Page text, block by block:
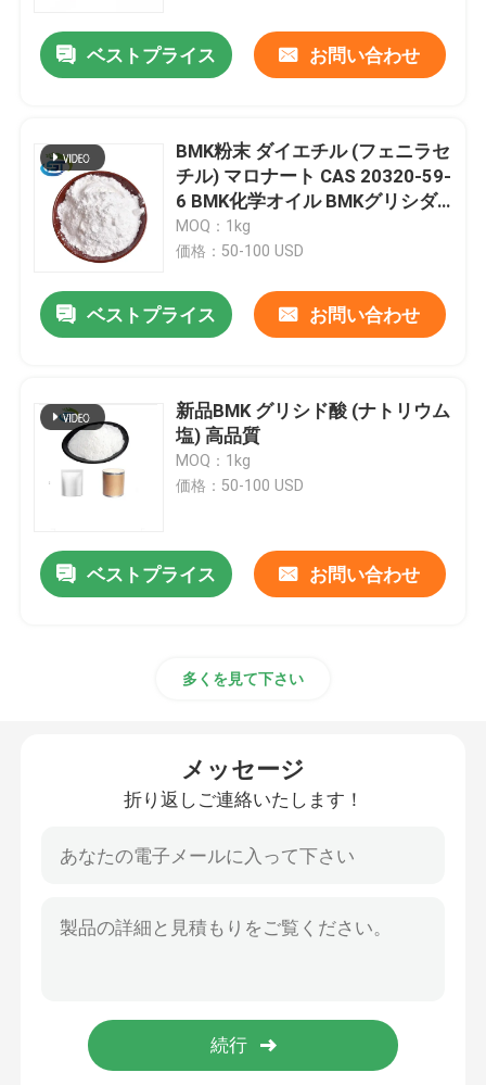
工場旅行
私達に連絡しなさい
引用を要求しなさい
BMKの化学薬品
PMKケミカル
BDOの化学薬品
ベストプライス お問い合わせ
BMK粉末 ダイエチル (フェニラセ
チル) マロナート CAS 20320-59-
6 BMK化学オイル BMKグリシダ
ート粉末
MOQ：1kg
価格：50-100 USD
ベストプライス お問い合わせ
新品BMK グリシド酸 (ナトリウム
塩) 高品質
MOQ：1kg
価格：50-100 USD
ベストプライス お問い合わせ
多くを見て下さい
メッセージ
折り返しご連絡いたします！